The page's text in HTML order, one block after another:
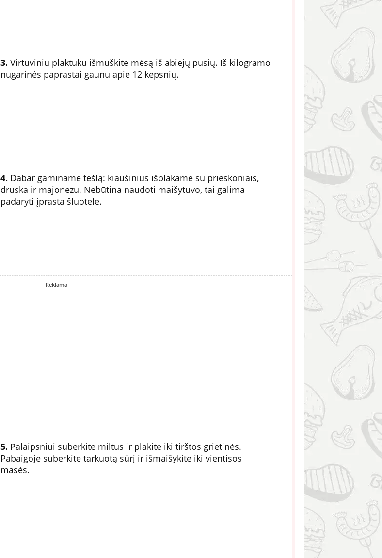
3. Virtuviniu plaktuku išmuškite mėsą iš abiejų pusių. Iš kilogramo
nugarinės paprastai gaunu apie 12 kepsnių.
4. Dabar gaminame tešlą: kiaušinius išplakame su prieskoniais,
druska ir majonezu. Nebūtina naudoti maišytuvo, tai galima
padaryti įprasta šluotele.
Reklama
5. Palaipsniui suberkite miltus ir plakite iki tirštos grietinės.
Pabaigoje suberkite tarkuotą sūrį ir išmaišykite iki vientisos
masės.